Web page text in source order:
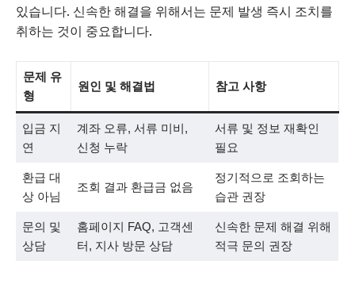
있습니다. 신속한 해결을 위해서는 문제 발생 즉시 조치를
취하는 것이 중요합니다.
문제 유
형
원인 및 해결법 참고 사항
입금 지
연
계좌 오류, 서류 미비,
신청 누락
서류 및 정보 재확인
필요
환급 대
상 아님
조회 결과 환급금 없음
정기적으로 조회하는
습관 권장
문의 및
상담
홈페이지 FAQ, 고객센
터, 지사 방문 상담
신속한 문제 해결 위해
적극 문의 권장